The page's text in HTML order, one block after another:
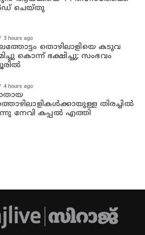
ചെയ്തു
3 hours ago
തൊഴിലാളിയെ കടുവ
കൊന്ന് ഭക്ഷിച്ചു; സംഭവം
4 hours ago
തിരച്ചില്‍
നേവി കപ്പല്‍ എത്തി